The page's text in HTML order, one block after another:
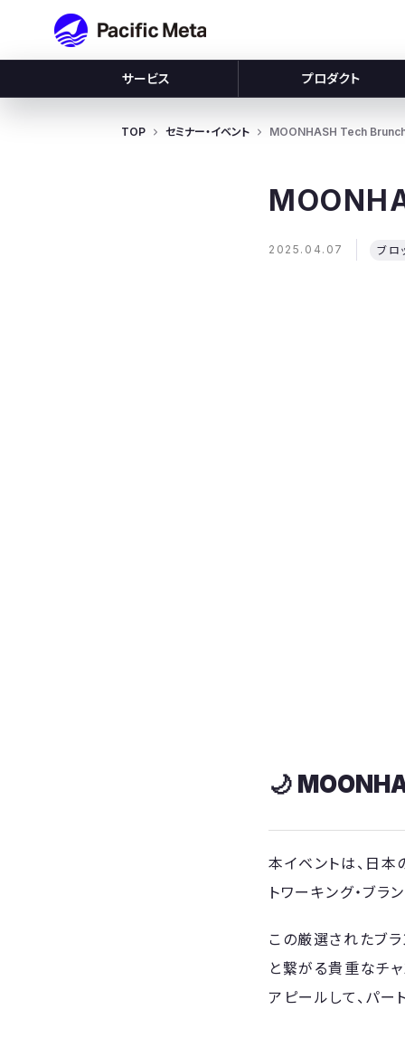
サービス プロダクト
TOP セミナー・イベント MOONHASH Tech
2025.04.07 ブロ
​🌙
本イベントは、日
トワーキング・ブラ
この厳選されたブ
と繋がる貴重なチ
アピールして、パー